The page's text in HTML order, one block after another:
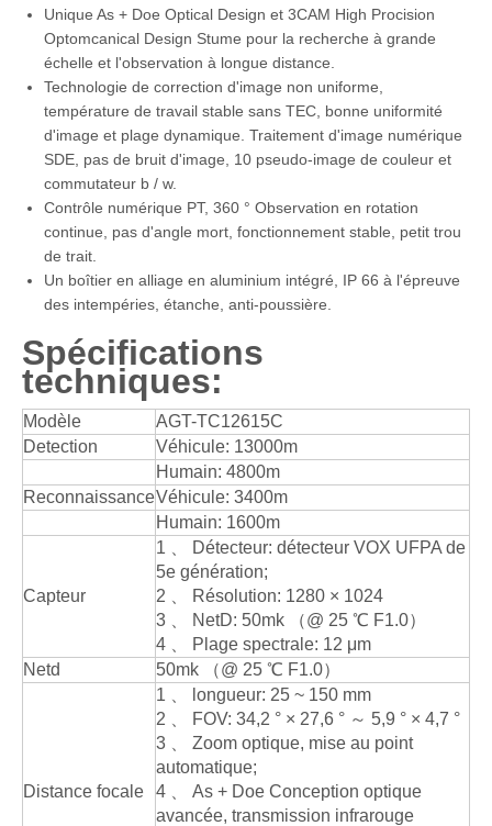
Unique As + Doe Optical Design et 3CAM High Procision
Optomcanical Design Stume pour la recherche à grande
échelle et l'observation à longue distance.
Technologie de correction d'image non uniforme,
température de travail stable sans TEC, bonne uniformité
d'image et plage dynamique. Traitement d'image numérique
SDE, pas de bruit d'image, 10 pseudo-image de couleur et
commutateur b / w.
Contrôle numérique PT, 360 ° Observation en rotation
continue, pas d'angle mort, fonctionnement stable, petit trou
de trait.
Un boîtier en alliage en aluminium intégré, IP 66 à l'épreuve
des intempéries, étanche, anti-poussière.
Spécifications
techniques:
Modèle
AGT-TC12615C
Detection
Véhicule: 13000m
Humain: 4800m
ReconnaissanceVéhicule: 3400m
Humain: 1600m
Capteur
1 、 Détecteur: détecteur VOX UFPA de
5e génération;
2 、 Résolution: 1280 × 1024
3 、 NetD: 50mk （@ 25 ℃ F1.0）
4 、 Plage spectrale: 12 μm
Netd
50mk （@ 25 ℃ F1.0）
Distance focale
1 、 longueur: 25 ~ 150 mm
2 、 FOV: 34,2 ° × 27,6 ° ～ 5,9 ° × 4,7 °
3 、 Zoom optique, mise au point
automatique;
4 、 As + Doe Conception optique
avancée, transmission infrarouge